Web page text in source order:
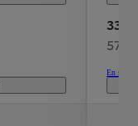
33
572
En